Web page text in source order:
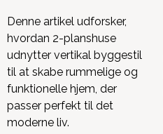
Denne artikel udforsker,
hvordan 2-planshuse
udnytter vertikal byggestil
til at skabe rummelige og
funktionelle hjem, der
passer perfekt til det
moderne liv.